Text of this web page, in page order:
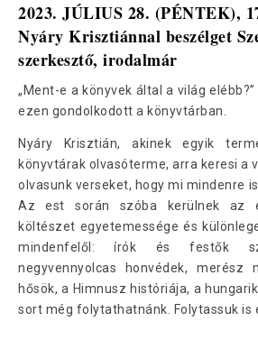
2023. JÚLIUS 28. (PÉNTEK),
Nyáry Krisztiánnal beszélget
szerkesztő, irodalmár
„Ment-e a könyvek által a világ
ezen gondolkodott a könyvtárban.
Nyáry Krisztián, akinek egyik
könyvtárak olvasóterme, arra keresi a
olvasunk verseket, hogy mi mindenre
Az est során szóba kerülnek az
költészet egyetemessége és
mindenfelől: írók és festők
negyvennyolcas honvédek, merész
hősök, a Himnusz históriája, a
sort még folytathatnánk. Folytassuk is